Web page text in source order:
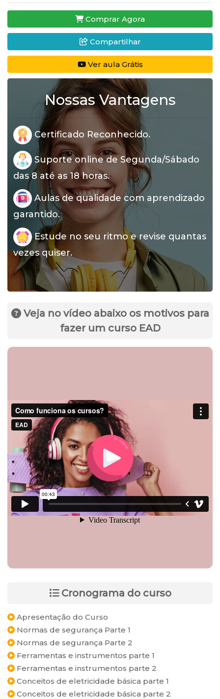
Comprar Agora
Compartilhar
Ver aula Grátis
Nossas Vantagens
Certificado Reconhecido.
Suporte online de Segunda/Sábado
das 8 até as 18 horas.
Aulas de qualidade com aprendizado
garantido.
Estude no seu ritmo e revise quantas
vezes quiser.
Veja no vídeo abaixo os motivos para
fazer um curso EAD
Cronograma do curso
Apresentação do Curso
Normas de segurança Parte 1
Normas de segurança Parte 2
Ferramentas e instrumentos parte 1
Ferramentas e instrumentos parte 2
Conceitos de eletricidade básica parte 1
Conceitos de eletricidade básica parte 2